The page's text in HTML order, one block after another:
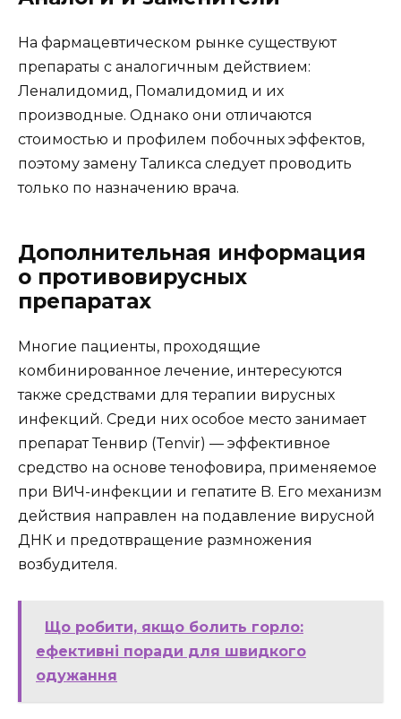
На фармацевтическом рынке существуют
препараты с аналогичным действием:
Леналидомид, Помалидомид и их
производные. Однако они отличаются
стоимостью и профилем побочных эффектов,
поэтому замену Таликса следует проводить
только по назначению врача.
Дополнительная информация
о противовирусных
препаратах
Многие пациенты, проходящие
комбинированное лечение, интересуются
также средствами для терапии вирусных
инфекций. Среди них особое место занимает
препарат Тенвир (Tenvir) — эффективное
средство на основе тенофовира, применяемое
при ВИЧ-инфекции и гепатите B. Его механизм
действия направлен на подавление вирусной
ДНК и предотвращение размножения
возбудителя.
Що робити, якщо болить горло:
ефективні поради для швидкого
одужання